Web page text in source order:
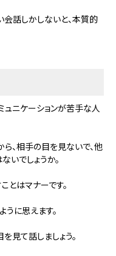
会話しかしないと、本質的
ュニケーションが苦手な人
、相手の目を見ないで、他
いでしょうか。
とはマナーです。
に思えます。
見て話しましょう。